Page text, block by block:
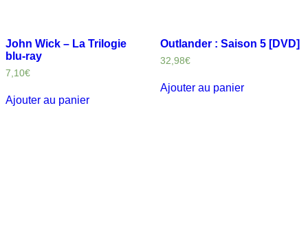
John Wick – La Trilogie
blu-ray
7,10€
Ajouter au panier
Outlander : Saison 5 [DVD]
32,98€
Ajouter au panier